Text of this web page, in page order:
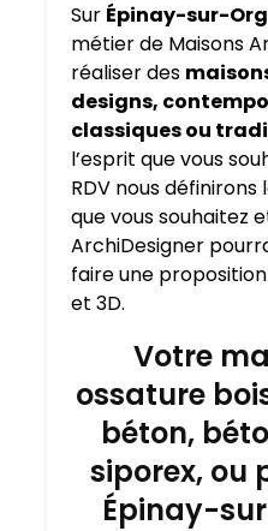
Sur Épinay-sur-
métier de Maisons
réaliser des
designs,
classiques ou
l’esprit que vous
RDV nous
que vous souhaitez
ArchiDesigner
faire une
et 3D.
Votre
ossature
béton,
siporex, ou
Épinay-